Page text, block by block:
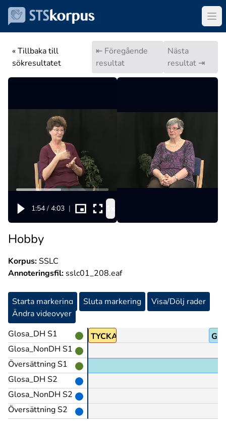
« Tillbaka till
sökresultatet
⇤ Föregående
resultat
Nästa
resultat ⇥
1:54 / 4:03 |
Hobby
Korpus:SSLC
Annoteringsfil: sslc01_208.eaf
Starta markering Sluta markering
Visa/Dölj rader
Ändra videovyer
Glosa_DH S1
Glosa_NonDH S1
Översättning S1
Glosa_DH S2
Glosa_NonDH S2
Översättning S2
PRO1 TYCKA-OM